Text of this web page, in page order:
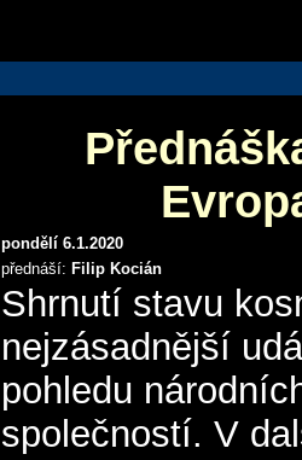
pondělí 6.1.2020
přednáší: Filip Kocián
Shrnutí stavu
nejzásadnější
pohledu
společností. V